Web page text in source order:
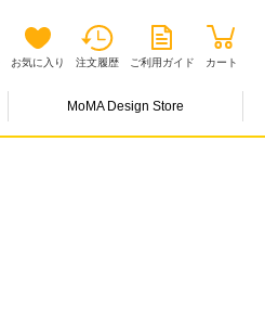
お気に入り 注文履歴 ご利用ガイド カート
MoMA Design Store